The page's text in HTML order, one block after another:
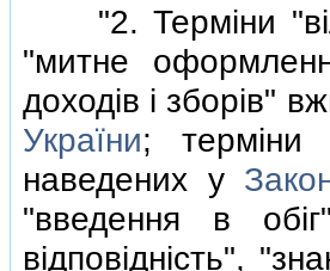
"2. Термiни
"митне
доходiв i зборiв"
України; термiни
наведених у
"введення в
вiдповiднiсть",